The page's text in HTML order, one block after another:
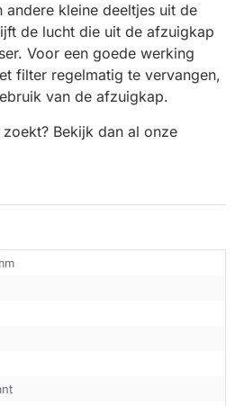
kleine deeltjes uit de
de lucht die uit de afzuigkap
Voor een goede werking
filter regelmatig te vervangen,
van de afzuigkap.
Bekijk dan al onze